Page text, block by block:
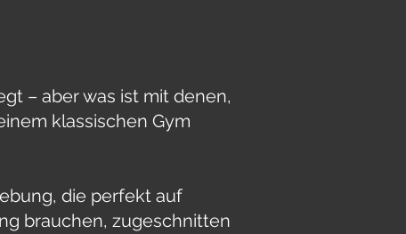
– aber was ist mit denen,
klassischen Gym
die perfekt auf
brauchen, zugeschnitten